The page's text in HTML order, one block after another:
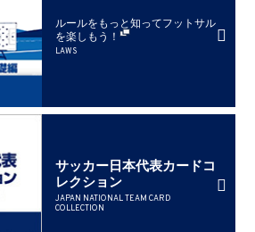
ルールをもっと知ってフットサル
を楽しもう！
LAWS
サッカー日本代表カードコ
レクション
JAPAN NATIONAL TEAM CARD
COLLECTION